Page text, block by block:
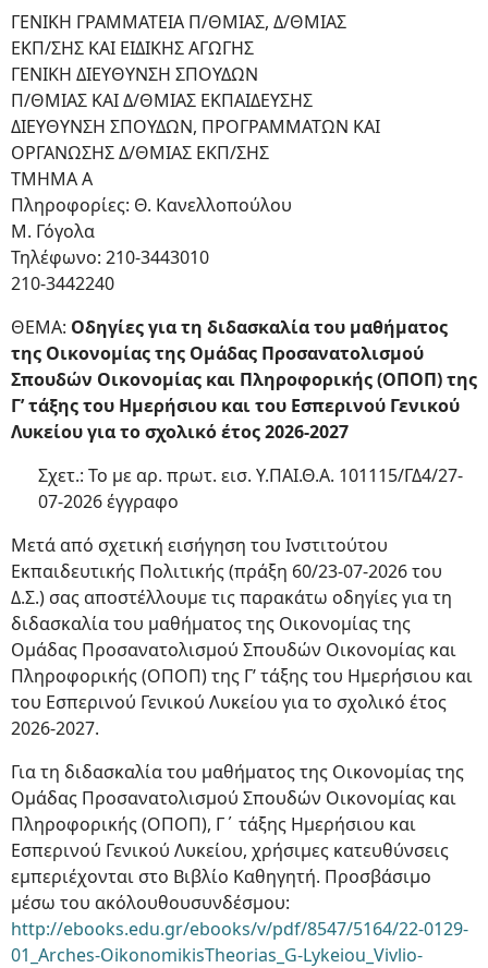
ΓΕΝΙΚΗ ΓΡΑΜΜΑΤΕΙΑ Π/ΘΜΙΑΣ, Δ/ΘΜΙΑΣ
ΕΚΠ/ΣΗΣ ΚΑΙ ΕΙΔΙΚΗΣ ΑΓΩΓΗΣ
ΓΕΝΙΚΗ ΔΙΕΥΘΥΝΣΗ ΣΠΟΥΔΩΝ
Π/ΘΜΙΑΣ ΚΑΙ Δ/ΘΜΙΑΣ ΕΚΠΑΙΔΕΥΣΗΣ
ΔΙΕΥΘΥΝΣΗ ΣΠΟΥΔΩΝ, ΠΡΟΓΡΑΜΜΑΤΩΝ ΚΑΙ
ΟΡΓΑΝΩΣΗΣ Δ/ΘΜΙΑΣ ΕΚΠ/ΣΗΣ
ΤΜΗΜΑ Α
Πληροφορίες: Θ. Κανελλοπούλου
Μ. Γόγολα
Τηλέφωνο: 210-3443010
210-3442240
ΘΕΜΑ: Οδηγίες για τη διδασκαλία του μαθήματος
της Οικονομίας της Ομάδας Προσανατολισμού
Σπουδών Οικονομίας και Πληροφορικής (ΟΠΟΠ) της
Γ’ τάξης του Ημερήσιου και του Εσπερινού Γενικού
Λυκείου για το σχολικό έτος 2026-2027
Σχετ.: Το με αρ. πρωτ. εισ. Υ.ΠΑΙ.Θ.Α. 101115/ΓΔ4/27-
07-2026 έγγραφο
Μετά από σχετική εισήγηση του Ινστιτούτου
Εκπαιδευτικής Πολιτικής (πράξη 60/23-07-2026 του
Δ.Σ.) σας αποστέλλουμε τις παρακάτω οδηγίες για τη
διδασκαλία του μαθήματος της Οικονομίας της
Ομάδας Προσανατολισμού Σπουδών Οικονομίας και
Πληροφορικής (ΟΠΟΠ) της Γ’ τάξης του Ημερήσιου και
του Εσπερινού Γενικού Λυκείου για το σχολικό έτος
2026-2027.
Για τη διδασκαλία του μαθήματος της Οικονομίας της
Ομάδας Προσανατολισμού Σπουδών Οικονομίας και
Πληροφορικής (ΟΠΟΠ), Γ΄ τάξης Ημερήσιου και
Εσπερινού Γενικού Λυκείου, χρήσιμες κατευθύνσεις
εμπεριέχονται στο Βιβλίο Καθηγητή. Προσβάσιμο
μέσω του ακόλουθουσυνδέσμου:
http://ebooks.edu.gr/ebooks/v/pdf/8547/5164/22-0129-
01_Arches-OikonomikisTheorias_G-Lykeiou_Vivlio-